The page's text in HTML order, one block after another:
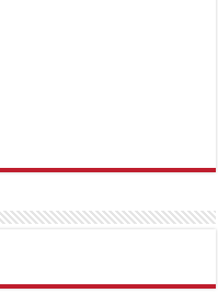
TipobetMatadorbetMariobet